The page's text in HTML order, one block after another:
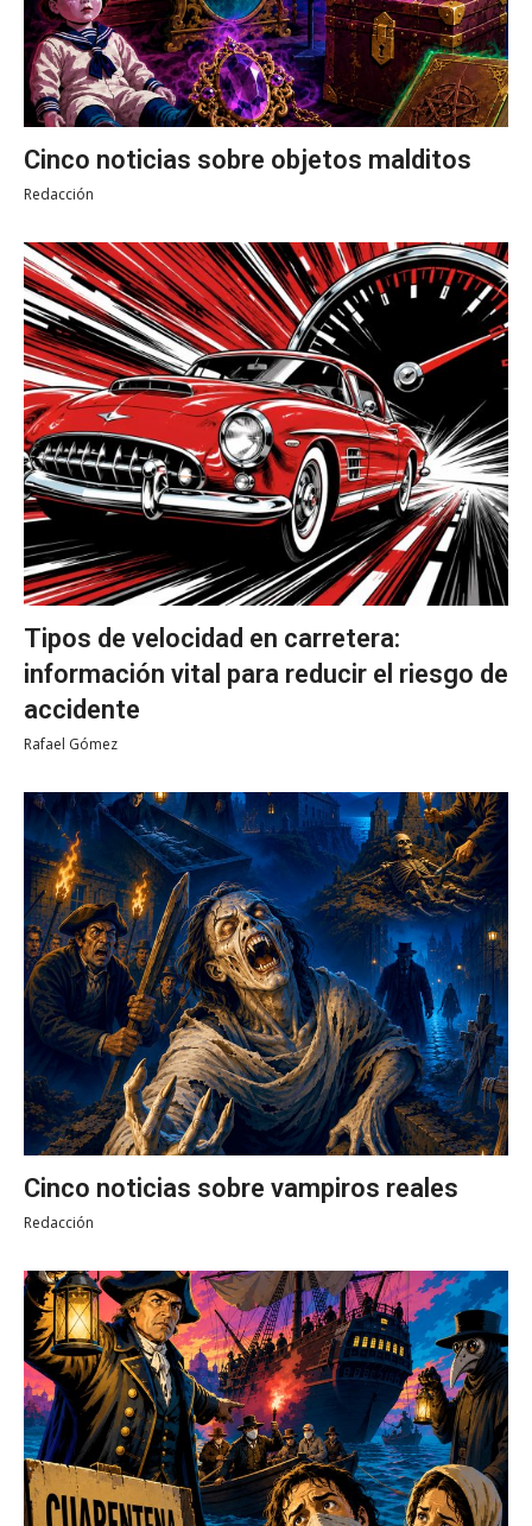
Cinco noticias sobre objetos malditos
Redacción
Tipos de velocidad en carretera:
información vital para reducir el riesgo de
accidente
Rafael Gómez
Cinco noticias sobre vampiros reales
Redacción